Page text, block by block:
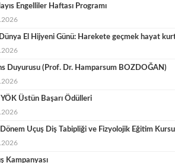
Engelliler Haftası Programı
El Hijyeni Günü: Harekete geçmek hayat
Duyurusu (Prof. Dr. Hamparsum BOZDOĞAN)
YÖK Üstün Başarı Ödülleri
Uçuş Diş Tabipliği ve Fizyolojik Eğitim Kursu
Kampanyası